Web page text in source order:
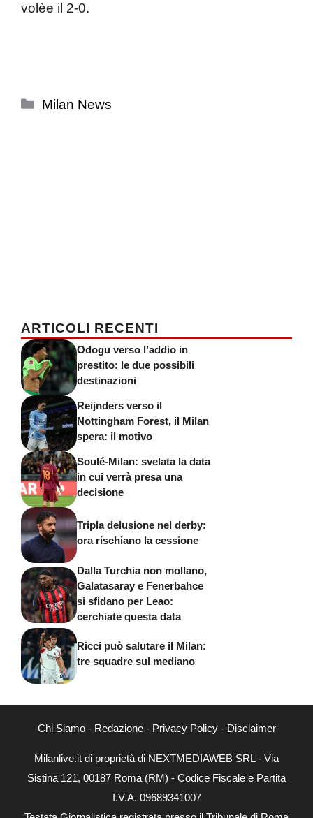
volèe il 2-0.
Categorie
Milan News
ARTICOLI RECENTI
Odogu verso l’addio in
prestito: le due possibili
destinazioni
Reijnders verso il
Nottingham Forest, il Milan
spera: il motivo
Soulé-Milan: svelata la data
in cui verrà presa una
decisione
Tripla delusione nel derby:
ora rischiano la cessione
Dalla Turchia non mollano,
Galatasaray e Fenerbahce
si sfidano per Leao:
cerchiate questa data
Ricci può salutare il Milan:
tre squadre sul mediano
Chi Siamo- Redazione- Privacy Policy- Disclaimer
Milanlive.it di proprietà di NEXTMEDIAWEB SRL - Via
Sistina 121, 00187 Roma (RM) - Codice Fiscale e Partita
I.V.A. 09689341007